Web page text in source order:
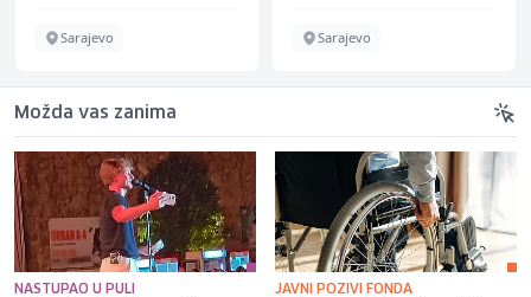
Sarajevo Sarajevo
Možda vas zanima
NASTUPAO U PULI JAVNI POZIVI FONDA